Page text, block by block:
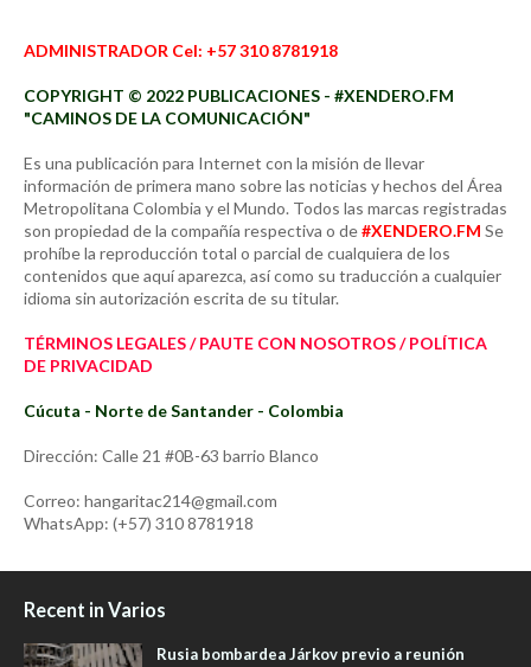
ADMINISTRADOR Cel: +57 310 8781918
COPYRIGHT © 2022 PUBLICACIONES - #XENDERO.FM
"CAMINOS DE LA COMUNICACIÓN"
Es una publicación para Internet con la misión de llevar
información de primera mano sobre las noticias y hechos del Área
Metropolitana Colombia y el Mundo. Todos las marcas registradas
son propiedad de la compañía respectiva o de#XENDERO.FM Se
prohíbe la reproducción total o parcial de cualquiera de los
contenidos que aquí aparezca, así como su traducción a cualquier
idioma sin autorización escrita de su titular.
TÉRMINOS LEGALES / PAUTE CON NOSOTROS / POLÍTICA
DE PRIVACIDAD
Cúcuta - Norte de Santander - Colombia
Dirección: Calle 21 #0B-63 barrio Blanco
Correo: hangaritac214@gmail.com
WhatsApp: (+57) 310 8781918
Recent in Varios
Rusia bombardea Járkov previo a reunión